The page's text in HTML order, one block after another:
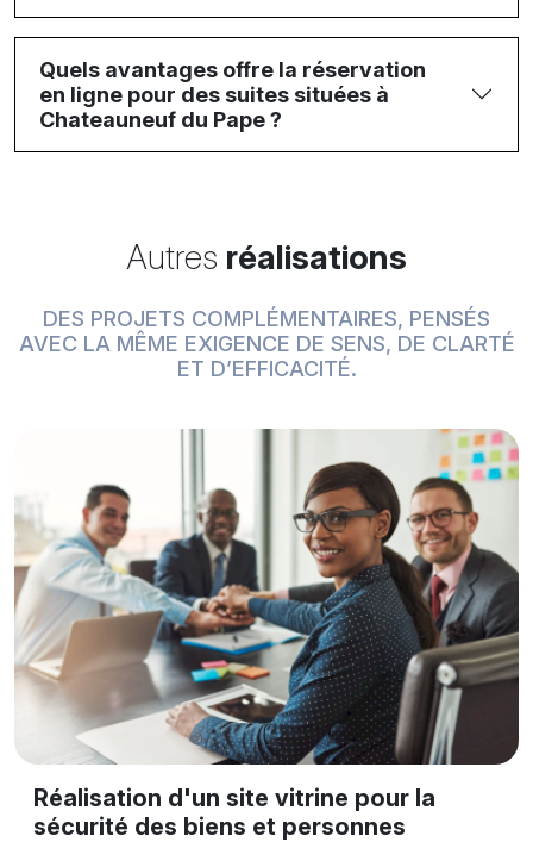
Quels avantages offre la réservation
en ligne pour des suites situées à
Chateauneuf du Pape ?
Autres réalisations
DES PROJETS COMPLÉMENTAIRES, PENSÉS
AVEC LA MÊME EXIGENCE DE SENS, DE CLARTÉ
ET D’EFFICACITÉ.
Réalisation d'un site vitrine pour la
sécurité des biens et personnes